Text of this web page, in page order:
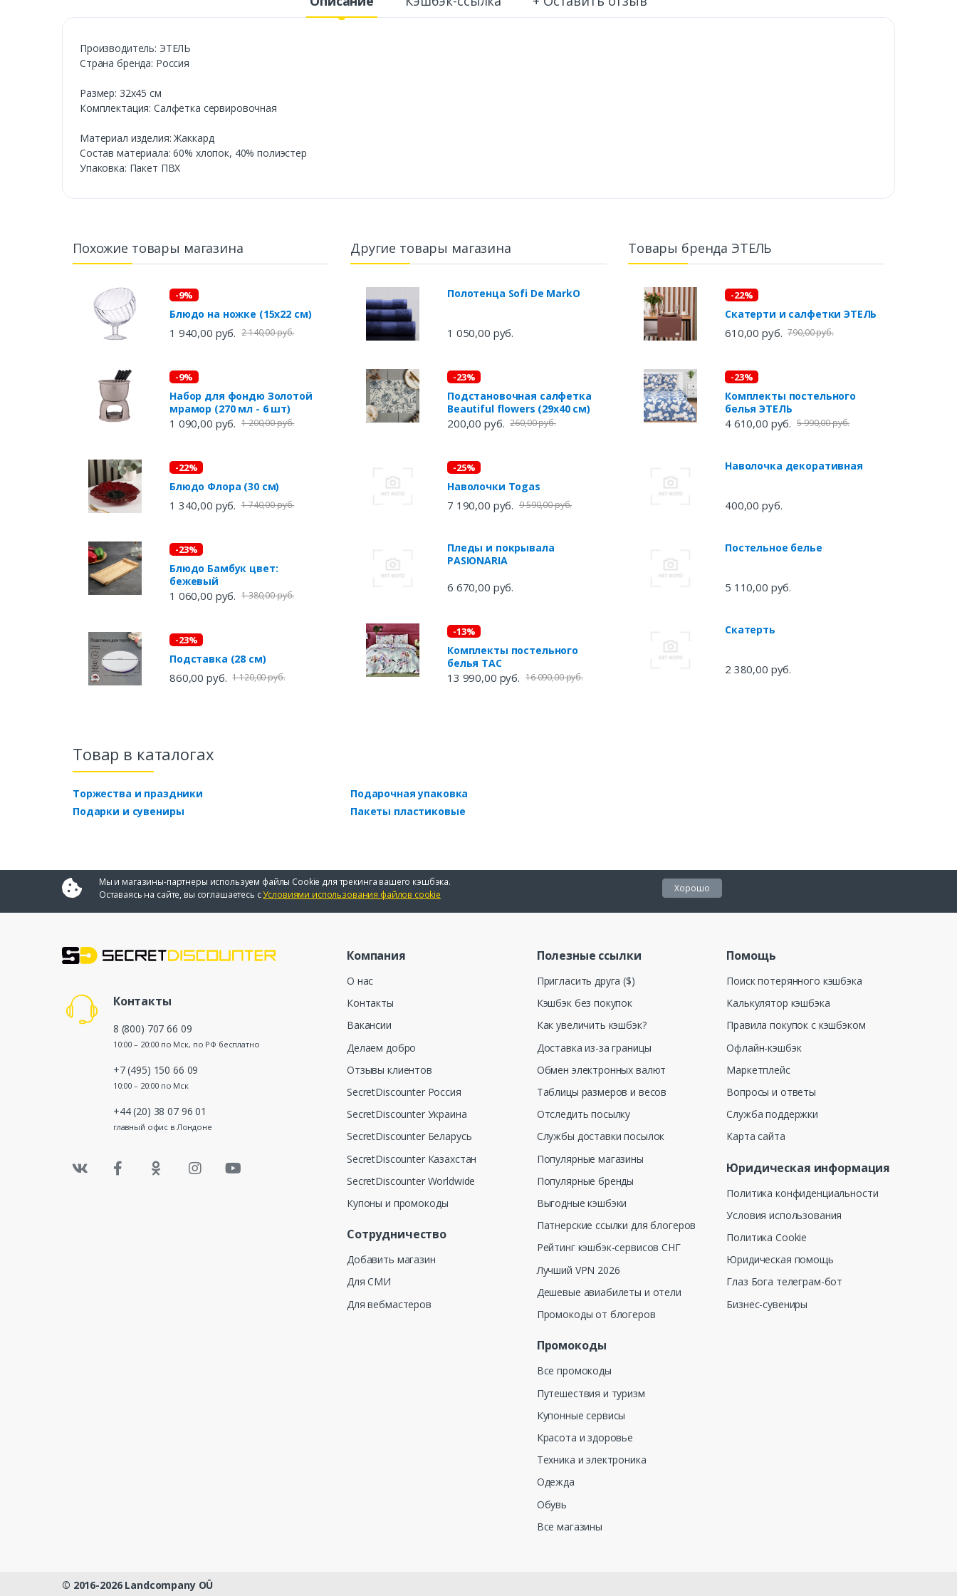
Производитель: ЭТЕЛЬ
Страна бренда: Россия
Размер: 32х45 см
Комплектация: Салфетка сервировочная
Материал изделия: Жаккард
Состав материала: 60% хлопок, 40% полиэстер
Упаковка: Пакет ПВХ
Похожие товары магазина
-9%
Блюдо на ножке (15х22 см)
1 940,00 руб. 2 140,00 руб.
-9%
Набор для фондю Золотой
мрамор (270 мл - 6 шт)
1 090,00 руб. 1 200,00 руб.
-22%
Блюдо Флора (30 см)
1 340,00 руб. 1 740,00 руб.
-23%
Блюдо Бамбук цвет:
бежевый
1 060,00 руб. 1 380,00 руб.
-23%
Подставка (28 см)
860,00 руб. 1 120,00 руб.
Другие товары магазина
Полотенца Sofi De MarkO
1 050,00 руб.
-23%
Подстановочная салфетка
Beautiful flowers (29х40 см)
200,00 руб. 260,00 руб.
-25%
Наволочки Togas
7 190,00 руб. 9 590,00 руб.
Пледы и покрывала
PASIONARIA
6 670,00 руб.
-13%
Комплекты постельного
белья TAC
13 990,00 руб. 16 090,00 руб.
Товары бренда ЭТЕЛЬ
-22%
Скатерти и салфетки ЭТЕЛЬ
610,00 руб. 790,00 руб.
-23%
Комплекты постельного
белья ЭТЕЛЬ
4 610,00 руб. 5 990,00 руб.
Наволочка декоративная
400,00 руб.
Постельное белье
5 110,00 руб.
Скатерть
2 380,00 руб.
Товар в каталогах
Торжества и праздники
Подарки и сувениры
Подарочная упаковка
Пакеты пластиковые
Мы и магазины-партнеры используем файлы Cookie для трекинга вашего кэшбэка.
Оставаясь на сайте, вы соглашаетесь сУсловиями использования файлов cookie
Хорошо
Контакты
8 (800) 707 66 09
10:00 – 20:00 по Мск, по РФ бесплатно
+7 (495) 150 66 09
10:00 – 20:00 по Мск
+44 (20) 38 07 96 01
главный офис в Лондоне
Компания
О нас
Контакты
Вакансии
Делаем добро
Отзывы клиентов
SecretDiscounter Россия
SecretDiscounter Украина
SecretDiscounter Беларусь
SecretDiscounter Казахстан
SecretDiscounter Worldwide
Купоны и промокоды
Сотрудничество
Добавить магазин
Для СМИ
Для вебмастеров
Полезные ссылки
Пригласить друга ($)
Кэшбэк без покупок
Как увеличить кэшбэк?
Доставка из-за границы
Обмен электронных валют
Таблицы размеров и весов
Отследить посылку
Службы доставки посылок
Популярные магазины
Популярные бренды
Выгодные кэшбэки
Патнерские ссылки для блогеров
Рейтинг кэшбэк-сервисов СНГ
Лучший VPN 2026
Дешевые авиабилеты и отели
Промокоды от блогеров
Промокоды
Все промокоды
Путешествия и туризм
Купонные сервисы
Красота и здоровье
Техника и электроника
Одежда
Обувь
Все магазины
Помощь
Поиск потерянного кэшбэка
Калькулятор кэшбэка
Правила покупок с кэшбэком
Офлайн-кэшбэк
Маркетплейс
Вопросы и ответы
Служба поддержки
Карта сайта
Юридическая информация
Политика конфиденциальности
Условия использования
Политика Cookie
Юридическая помощь
Глаз Бога телеграм-бот
Бизнес-сувениры
© 2016-2026 Landcompany OÜ